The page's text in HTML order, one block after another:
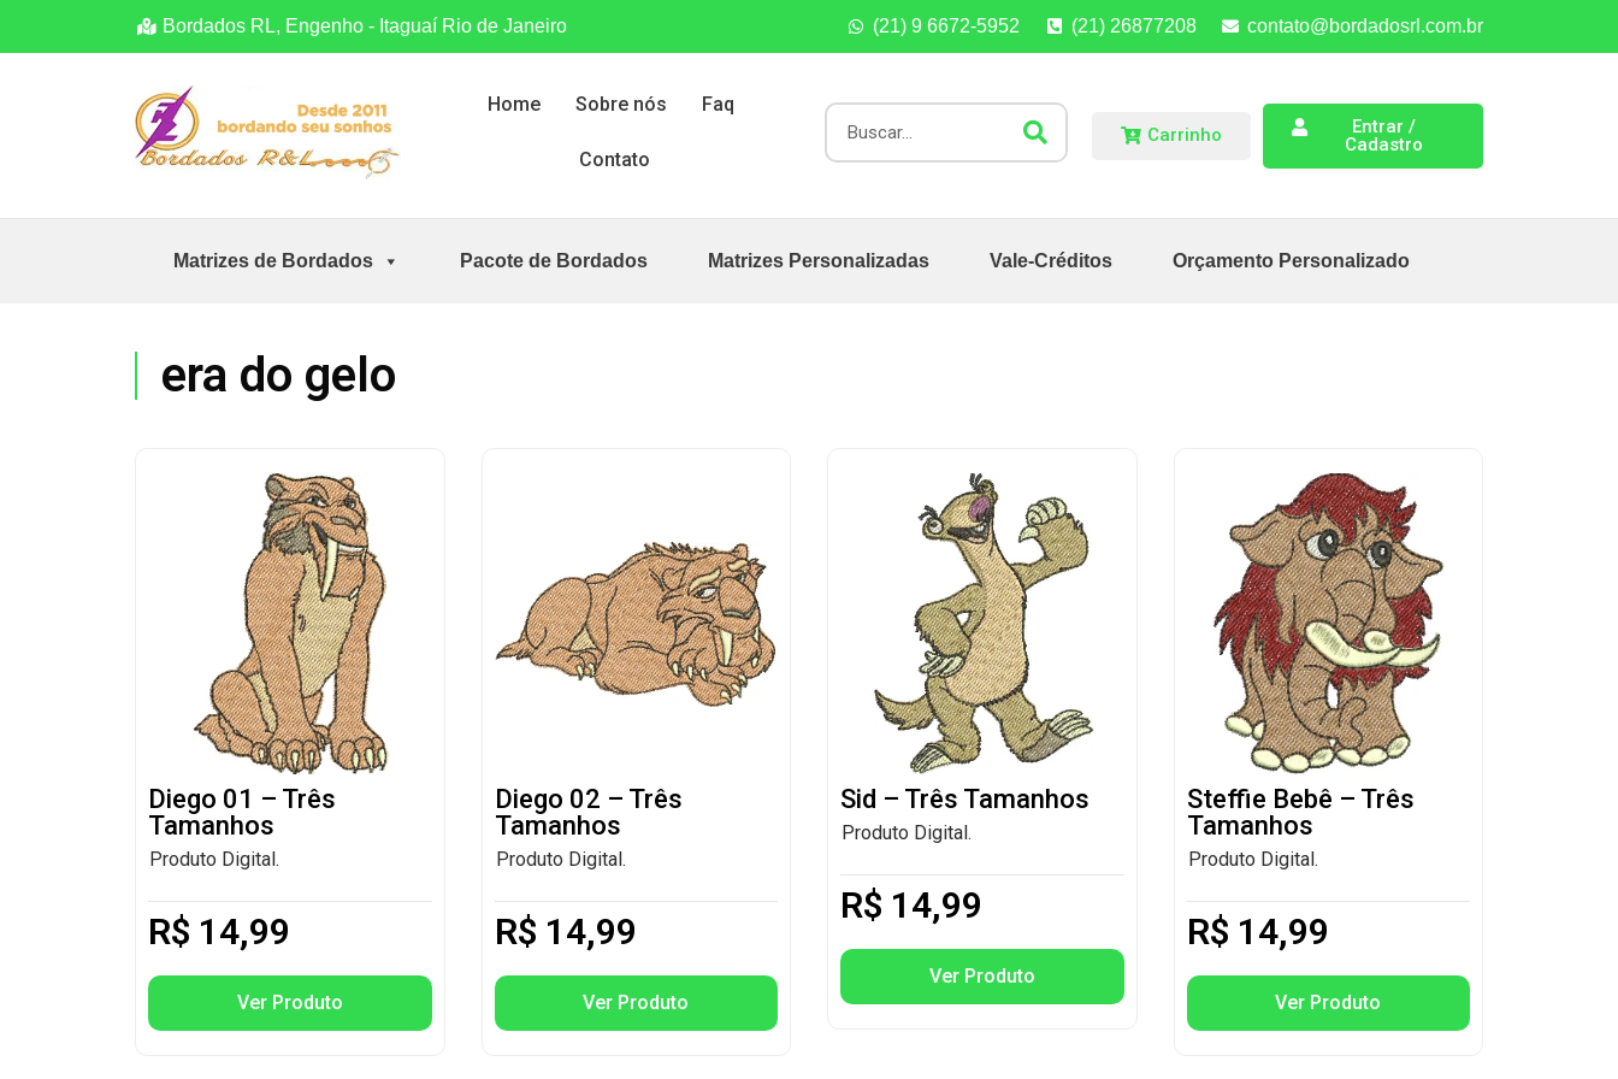
Bordados RL, Engenho - Itaguaí Rio de Janeiro (21) 9 6672-5952 (21) 26877208 contato@bordadosrl.com.br
Home Sobre nós Faq
Contato
Carrinho
Entrar /
Cadastro
Matrizes de Bordados Pacote de Bordados Matrizes Personalizadas Vale-Créditos Orçamento Personalizado
era do gelo
Diego 01 – Três
Tamanhos
Produto Digital.
R$ 14,99
Ver Produto
Diego 02 – Três
Tamanhos
Produto Digital.
R$ 14,99
Ver Produto
Sid – Três Tamanhos
Produto Digital.
R$ 14,99
Ver Produto
Steffie Bebê – Três
Tamanhos
Produto Digital.
R$ 14,99
Ver Produto